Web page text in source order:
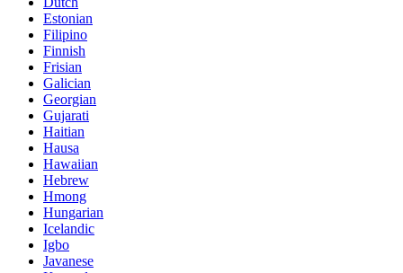
Estonian
Filipino
Finnish
Frisian
Galician
Georgian
Gujarati
Haitian
Hausa
Hawaiian
Hebrew
Hmong
Hungarian
Icelandic
Igbo
Javanese